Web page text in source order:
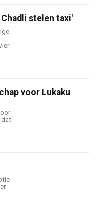
stelen taxi'
voor Lukaku
dat